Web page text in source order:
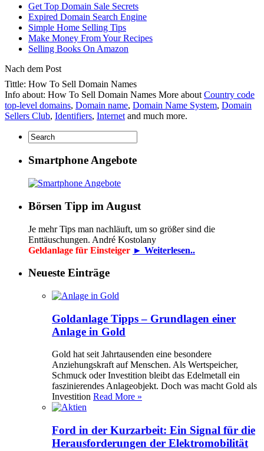
Get Top Domain Sale Secrets
Expired Domain Search Engine
Simple Home Selling Tips
Make Money From Your Recipes
Selling Books On Amazon
Nach dem Post
Tittle: How To Sell Domain Names
Info about: How To Sell Domain Names More about Country code
top-level domains, Domain name, Domain Name System, Domain
Sellers Club, Identifiers, Internet and much more.
Smartphone Angebote
Börsen Tipp im August
Je mehr Tips man nachläuft, um so größer sind die
Enttäuschungen. André Kostolany
Geldanlage für Einsteiger ► Weiterlesen..
Neueste Einträge
Goldanlage Tipps – Grundlagen einer
Anlage in Gold
Gold hat seit Jahrtausenden eine besondere
Anziehungskraft auf Menschen. Als Wertspeicher,
Schmuck oder Investition bleibt das Edelmetall ein
faszinierendes Anlageobjekt. Doch was macht Gold als
Investition Read More »
Ford in der Kurzarbeit: Ein Signal für die
Herausforderungen der Elektromobilität